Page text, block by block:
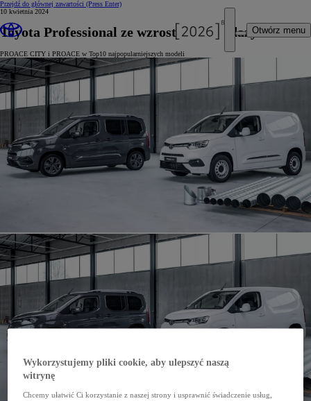
Przejdź do głównej zawartości (Press Enter)
Otwórz menu
10 kwietnia 2024
Toyota Professional ze wzrostem sprzedaży
PROACE CITY i PROACE w Top10 najpopularniejszych modeli
Wykorzystujemy pliki cookie, aby ulepszyć naszą
witrynę
Chcemy ułatwić Ci korzystanie z naszej strony i usprawnić świadczenie usług,